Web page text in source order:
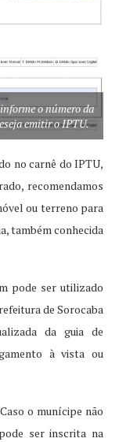
o número da
emitir o IPTU.
no carnê do IPTU,
recomendamos
ou terreno para
também conhecida
pode ser utilizado
de Sorocaba
da guia de
à vista ou
o munícipe não
ser inscrita na